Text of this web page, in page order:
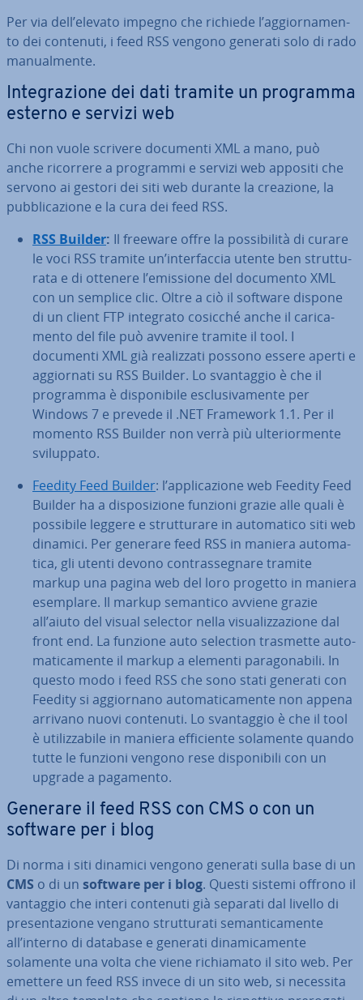
Per via dell’elevato impegno che richiede l’ag­gior­na­men­
to dei contenuti, i feed RSS vengono generati solo di rado
ma­nual­men­te.
In­te­gra­zio­ne dei dati tramite un programma
esterno e servizi web
Chi non vuole scrivere documenti XML a mano, può
anche ricorrere a programmi e servizi web appositi che
servono ai gestori dei siti web durante la creazione, la
pub­bli­ca­zio­ne e la cura dei feed RSS.
RSS Builder: Il freeware offre la pos­si­bi­li­tà di curare
le voci RSS tramite un’in­ter­fac­cia utente ben strut­tu­
ra­ta e di ottenere l’emissione del documento XML
con un semplice clic. Oltre a ciò il software dispone
di un client FTP integrato cosicché anche il ca­ri­ca­
men­to del file può avvenire tramite il tool. I
documenti XML già rea­liz­za­ti possono essere aperti e
ag­gior­na­ti su RSS Builder. Lo svan­tag­gio è che il
programma è di­spo­ni­bi­le esclu­si­va­men­te per
Windows 7 e prevede il .NET Framework 1.1. Per il
momento RSS Builder non verrà più ul­te­rior­men­te
svi­lup­pa­to.
Feedity Feed Builder: l’ap­pli­ca­zio­ne web Feedity Feed
Builder ha a di­spo­si­zio­ne funzioni grazie alle quali è
possibile leggere e strut­tu­ra­re in au­to­ma­ti­co siti web
dinamici. Per generare feed RSS in maniera au­to­ma­
ti­ca, gli utenti devono con­tras­se­gna­re tramite
markup una pagina web del loro progetto in maniera
esemplare. Il markup semantico avviene grazie
all’aiuto del visual selector nella vi­sua­liz­za­zio­ne dal
front end. La funzione auto selection trasmette au­to­
ma­ti­ca­men­te il markup a elementi pa­ra­go­na­bi­li. In
questo modo i feed RSS che sono stati generati con
Feedity si ag­gior­na­no au­to­ma­ti­ca­men­te non appena
arrivano nuovi contenuti. Lo svan­tag­gio è che il tool
è uti­liz­za­bi­le in maniera ef­fi­cien­te solamente quando
tutte le funzioni vengono rese di­spo­ni­bi­li con un
upgrade a pagamento.
Generare il feed RSS con CMS o con un
software per i blog
Di norma i siti dinamici vengono generati sulla base di un
CMS o di un software per i blog. Questi sistemi offrono il
vantaggio che interi contenuti già separati dal livello di
pre­sen­ta­zio­ne vengano strut­tu­ra­ti se­man­ti­ca­men­te
all’interno di database e generati di­na­mi­ca­men­te
solamente una volta che viene ri­chia­ma­to il sito web. Per
emettere un feed RSS invece di un sito web, si necessita